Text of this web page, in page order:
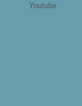
Youtube